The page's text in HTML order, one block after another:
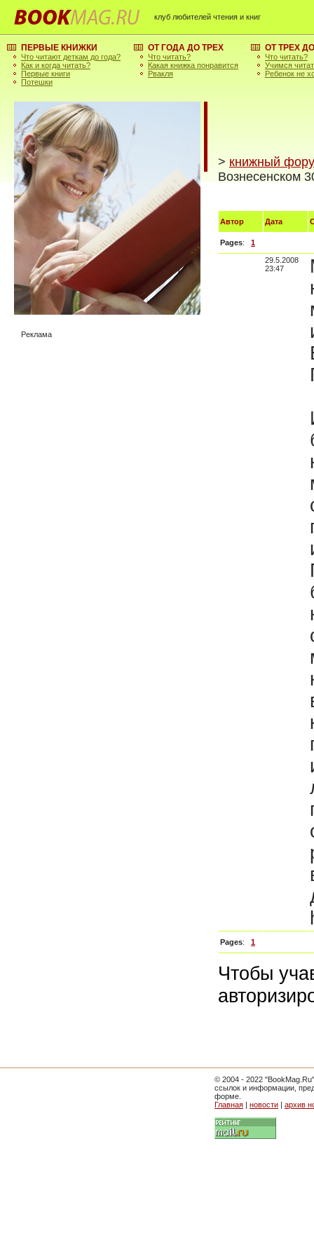
клуб любителей чтения и книг
ПЕРВЫЕ КНИЖКИ
Что читают деткам до года?
Как и когда читать?
Первые книги
Потешки
ОТ ГОДА ДО ТРЕХ
Что читать?
Какая книжка понравится
Рвакля
ОТ ТРЕХ
Что читать?
Учимся
Ребенок не
Реклама
> книжный
Вознесенском
Автор Дата
Pages: 1
29.5.2008
23:47
Pages: 1
Чтобы
© 2004 - 2022
ссылок и информации,
форме.
Главная | новости | архив